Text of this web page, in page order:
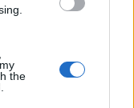
the
το ενδεχόμενο
πως εάν
πλευρά της
αυτό, αλλά
προταθεί και